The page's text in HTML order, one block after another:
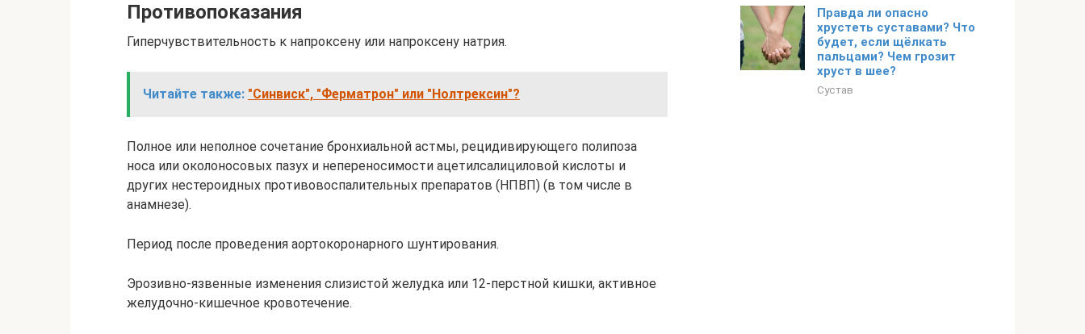
Противопоказания
Гиперчувствительность к напроксену или напроксену натрия.
Читайте также: "Синвиск", "Ферматрон" или "Нолтрексин"?
Полное или неполное сочетание бронхиальной астмы, рецидивирующего полипоза
носа или околоносовых пазух и непереносимости ацетилсалициловой кислоты и
других нестероидных противовоспалительных препаратов (НПВП) (в том числе в
анамнезе).
Период после проведения аортокоронарного шунтирования.
Эрозивно-язвенные изменения слизистой желудка или 12-перстной кишки, активное
желудочно-кишечное кровотечение.
Правда ли опасно
хрустеть суставами? Что
будет, если щёлкать
пальцами? Чем грозит
хруст в шее?
Сустав